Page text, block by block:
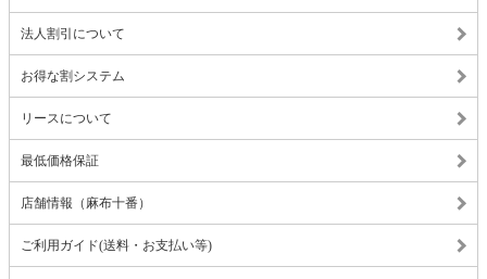
法人割引について
お得な割システム
リースについて
最低価格保証
店舗情報（麻布十番）
ご利用ガイド(送料・お支払い等)